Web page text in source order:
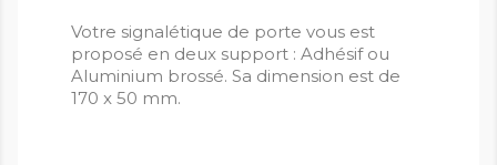
Votre signalétique de porte vous est
proposé en deux support : Adhésif ou
Aluminium brossé. Sa dimension est de
170 x 50 mm.